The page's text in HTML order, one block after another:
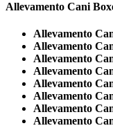
Allevamento Cani
Allevamento
Allevamento
Allevamento
Allevamento
Allevamento
Allevamento
Allevamento
Allevamento